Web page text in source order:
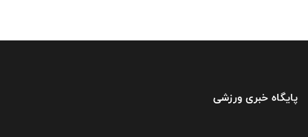
پایگاه خبری ورزشی